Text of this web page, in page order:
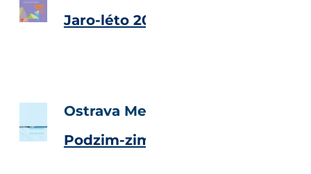
Jaro-léto 2008
Ostrava Metropolitan Magazine
Podzim-zima 2007